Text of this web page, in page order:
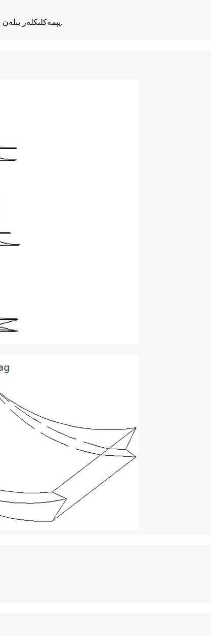
يېمەكلىكلەر بىلەن بىۋاسىتە ئۇچرىشىشقا ماس كېلىدىغان رەڭسىز ۋارىيانتتارەڭلىك بولغاندا ، پەقەت ئىشلەپچىقارغۇچى بەلگىلىگەن چەكلىك نىسبەتكە ماس كېلىدۇ.